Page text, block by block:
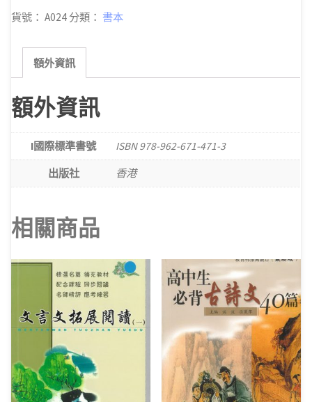
名
評
(二)
數
量
貨號：A024 分類： 書本
額外資訊
額外資訊
I國際標準書號 ISBN 978-962-671-471-3
出版社 香港
相關商品